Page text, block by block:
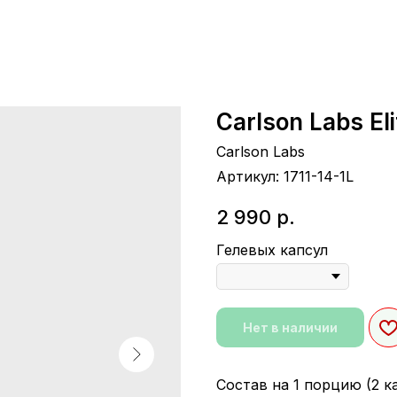
Carlson Labs
Carlson Labs
Артикул: 1711-14-1L
2 990 р.
Гелевых капсул
Нет в наличии
Состав на 1 порцию (2